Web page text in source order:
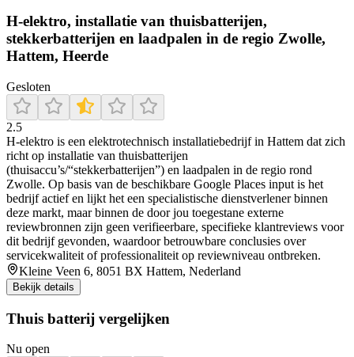
H-elektro, installatie van thuisbatterijen,
stekkerbatterijen en laadpalen in de regio Zwolle,
Hattem, Heerde
Gesloten
2.5
H-elektro is een elektrotechnisch installatiebedrijf in Hattem dat zich
richt op installatie van thuisbatterijen
(thuisaccu’s/“stekkerbatterijen”) en laadpalen in de regio rond
Zwolle. Op basis van de beschikbare Google Places input is het
bedrijf actief en lijkt het een specialistische dienstverlener binnen
deze markt, maar binnen de door jou toegestane externe
reviewbronnen zijn geen verifieerbare, specifieke klantreviews voor
dit bedrijf gevonden, waardoor betrouwbare conclusies over
servicekwaliteit of professionaliteit op reviewniveau ontbreken.
Kleine Veen 6, 8051 BX Hattem, Nederland
Bekijk details
Thuis batterij vergelijken
Nu open